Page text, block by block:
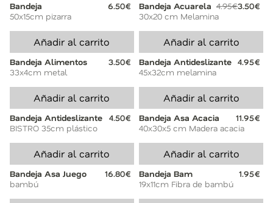
Bandeja
6.50€
50x15cm pizarra
Bandeja Acuarela 4.95€3.50€
30x20 cm Melamina
Añadir al carrito
Bandeja Alimentos
3.50€
33x4cm metal
Añadir al carrito
Bandeja Antideslizante
4.95€
45x32cm melamina
Añadir al carrito
Bandeja Antideslizante
4.50€
BISTRO 35cm plástico
Añadir al carrito
Bandeja Asa Acacia
11.95€
40x30x5 cm Madera acacia
Añadir al carrito
Bandeja Asa Juego
16.80€
bambú
Añadir al carrito
Bandeja Bam
1.95€
19x11cm Fibra de bambú